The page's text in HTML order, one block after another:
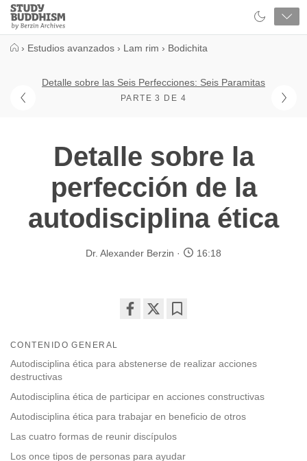
Close
Study
Buddhism
› Estudios avanzados › Lam rim › Bodichita
Detalle sobre las Seis Perfecciones: Seis Paramitas
PARTE 3 DE 4
Detalle sobre la
perfección de la
autodisciplina ética
Dr. Alexander Berzin 16:18
facebook
CONTENIDO GENERAL
Autodisciplina ética para abstenerse de realizar acciones
destructivas
Autodisciplina ética de participar en acciones constructivas
Autodisciplina ética para trabajar en beneficio de otros
Las cuatro formas de reunir discípulos
Los once tipos de personas para ayudar